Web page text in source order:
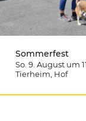
Sommerfest
So. 9. August um
Tierheim , Hof